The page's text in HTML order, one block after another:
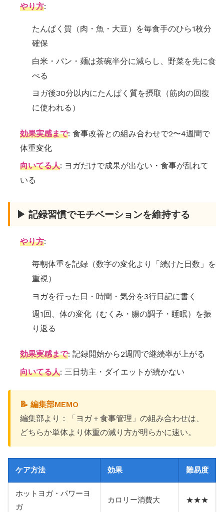
やり方:
たんぱく質（肉・魚・大豆）を毎食手のひら1枚分
確保
白米・パン・麺は茶碗半分に減らし、野菜を先に食
べる
ヨガ後30分以内にたんぱく質を摂取（筋肉の回復
に使われる）
効果実感まで: 食事改善との組み合わせで2〜4週間で
体重変化
向いてる人: ヨガだけで成果が出ない・食事が乱れて
いる
▶ 記録習慣でモチベーションを維持する
やり方:
毎朝体重を記録（数字の変化より「続けた日数」を
重視）
ヨガを行った日・時間・気分を3行日記に書く
週1回、体の変化（むくみ・腸の調子・睡眠）を振
り返る
効果実感まで: 記録開始から2週間で継続率が上がる
向いてる人: 三日坊主・ダイエットが続かない
📝 編集部MEMO
編集部より：「ヨガ＋食事管理」の組み合わせは、
どちらか単体より体重の減り方が明らかに速い。
ケア方法 効果 難易度
ホットヨガ・パワーヨ
ガ
カロリー消費大 ★★★